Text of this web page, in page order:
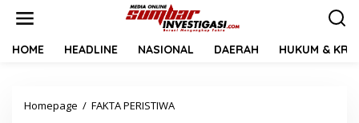
HOME HEADLINE NASIONAL DAERAH HUKUM &
Homepage / FAKTA PERISTIWA